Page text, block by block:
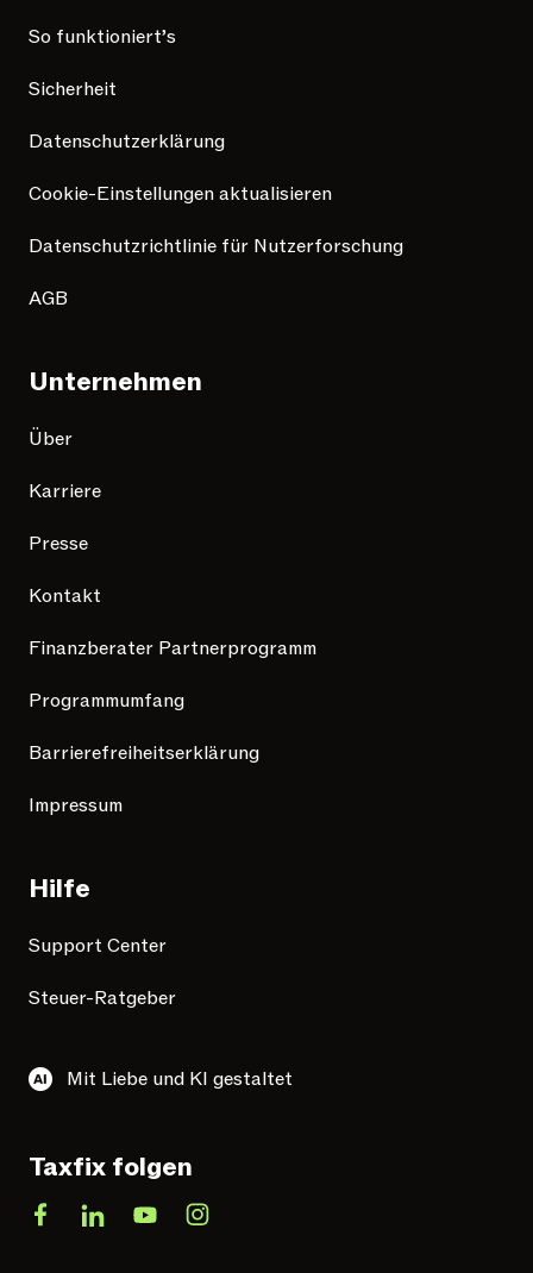
So funktioniert’s
Sicherheit
Datenschutzerklärung
Cookie-Einstellungen aktualisieren
Datenschutzrichtlinie für Nutzerforschung
AGB
Unternehmen
Über
Karriere
Presse
Kontakt
Finanzberater Partnerprogramm
Programmumfang
Barrierefreiheitserklärung
Impressum
Hilfe
Support Center
Steuer-Ratgeber
Mit Liebe und KI gestaltet
Taxfix folgen